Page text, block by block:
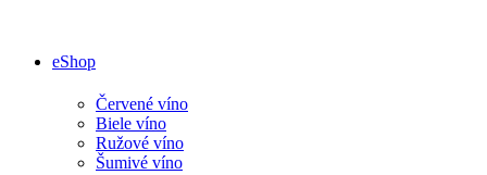
eShop
Červené víno
Biele víno
Ružové víno
Šumivé víno